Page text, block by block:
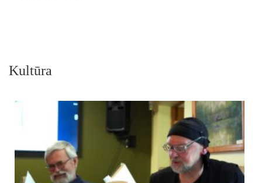
Kultūra